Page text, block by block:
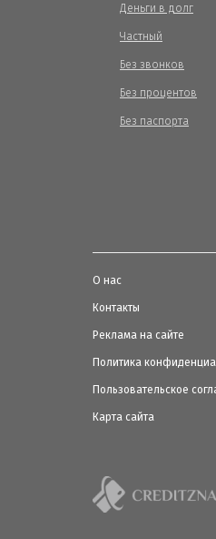
Деньги в долг
Частный
Без звонков
Без процентов
Без паспорта
О нас
Контакты
Реклама на сайте
Политика
Пользовательское
Карта сайта